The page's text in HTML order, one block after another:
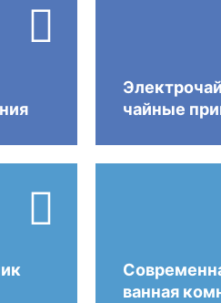

чайные

ванная